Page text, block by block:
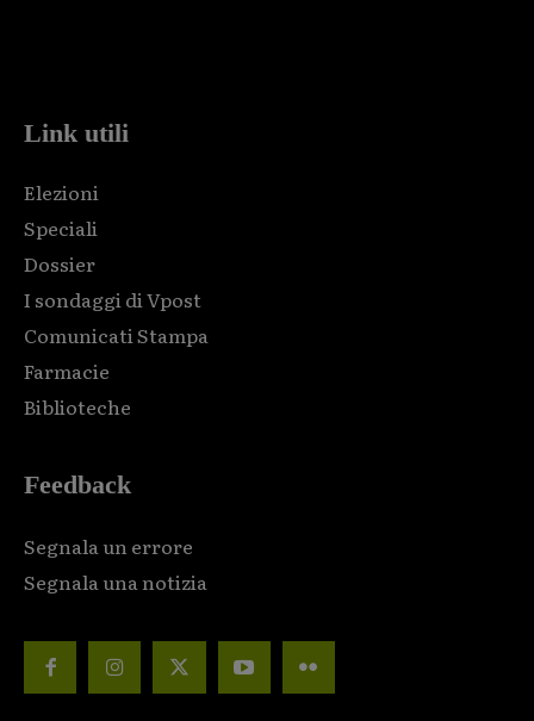
Link utili
Elezioni
Speciali
Dossier
I sondaggi di Vpost
Comunicati Stampa
Farmacie
Biblioteche
Feedback
Segnala un errore
Segnala una notizia